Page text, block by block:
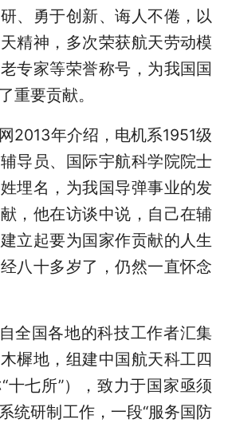
、勇于创新、诲人不倦，以
精神，多次荣获航天劳动模
专家等荣誉称号，为我国国
重要贡献。
2013年介绍，电机系1951级
导员、国际宇航科学院院士
埋名，为我国导弹事业的发
，他在访谈中说，自己在辅
立起要为国家作贡献的人生
八十多岁了，仍然一直怀念
全国各地的科技工作者汇集
樨地，组建中国航天科工四
十七所”），致力于国家亟须
统研制工作，一段“服务国防